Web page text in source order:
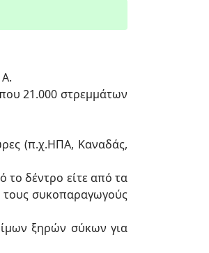
21.000 στρεμμάτων
(π.χ.ΗΠΑ, Καναδάς,
το δέντρο είτε από τα
τους συκοπαραγωγούς
ξηρών σύκων για